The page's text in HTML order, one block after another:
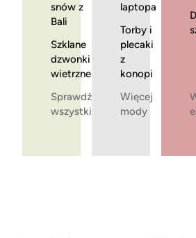
snów z
Bali
Szklane
dzwonki
wietrzne
Sprawdź
wszystkie
laptopa
Torby i
plecaki
z
konopi
Więcej
mody